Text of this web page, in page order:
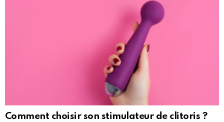
Comment choisir son stimulateur de clitoris ?